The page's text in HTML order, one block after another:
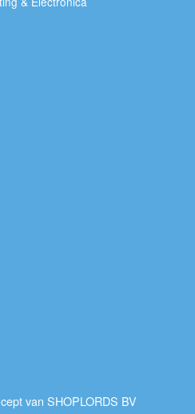
van SHOPLORDS BV